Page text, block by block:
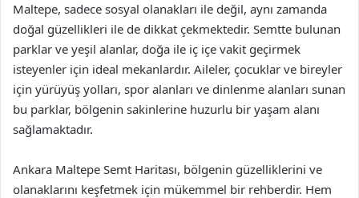
Maltepe, sadece sosyal olanakları ile değil, aynı zamanda
doğal güzellikleri ile de dikkat çekmektedir. Semtte bulunan
parklar ve yeşil alanlar, doğa ile iç içe vakit geçirmek
isteyenler için ideal mekanlardır. Aileler, çocuklar ve bireyler
için yürüyüş yolları, spor alanları ve dinlenme alanları sunan
bu parklar, bölgenin sakinlerine huzurlu bir yaşam alanı
sağlamaktadır.
Ankara Maltepe Semt Haritası, bölgenin güzelliklerini ve
olanaklarını keşfetmek için mükemmel bir rehberdir. Hem